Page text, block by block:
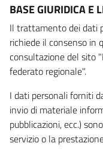
BASE GIURIDICA E
Il trattamento dei dati
richiede il consenso in
consultazione del sito
federato regionale".
I dati personali forniti
invio di materiale
pubblicazioni, ecc.)
servizio o la